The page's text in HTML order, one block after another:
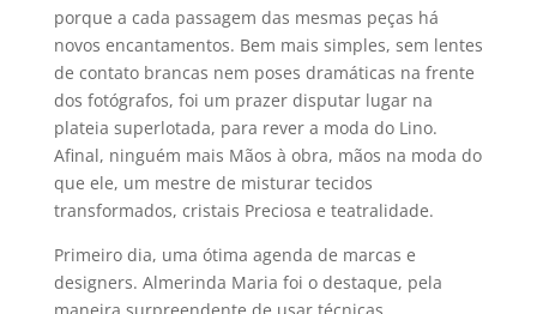
porque a cada passagem das mesmas peças há
novos encantamentos. Bem mais simples, sem lentes
de contato brancas nem poses dramáticas na frente
dos fotógrafos, foi um prazer disputar lugar na
plateia superlotada, para rever a moda do Lino.
Afinal, ninguém mais Mãos à obra, mãos na moda do
que ele, um mestre de misturar tecidos
transformados, cristais Preciosa e teatralidade.
Primeiro dia, uma ótima agenda de marcas e
designers. Almerinda Maria foi o destaque, pela